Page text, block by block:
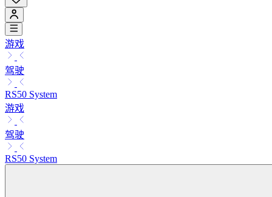
游戏
驾驶
RS50 System
游戏
驾驶
RS50 System